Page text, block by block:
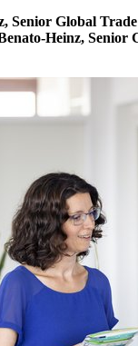
Senior Global
Heinz, Senior